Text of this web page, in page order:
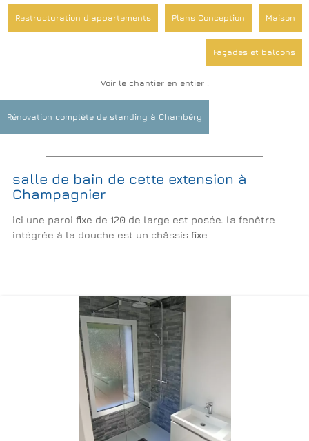
Voir le chantier en entier :
Rénovation complète de standing à Chambéry
Maison
Plans Conception
Restructuration d'appartements
Façades et balcons
Menuiseries extérieures, galandages et veranda
Décoration Revêtements Peinture
Cuisines
Suite parentale
salle de bain de cette extension à
Champagnier
ici une paroi fixe de 120 de large est posée. la fenêtre
intégrée à la douche est un châssis fixe